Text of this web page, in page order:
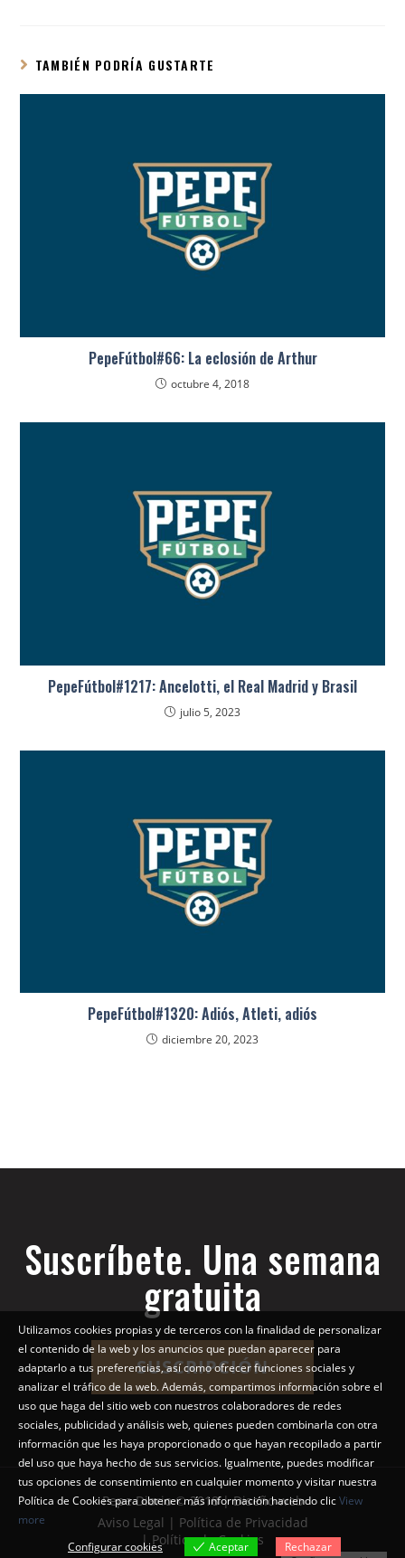
TAMBIÉN PODRÍA GUSTARTE
PepeFútbol#66: La eclosión de Arthur
octubre 4, 2018
PepeFútbol#1217: Ancelotti, el Real Madrid y Brasil
julio 5, 2023
PepeFútbol#1320: Adiós, Atleti, adiós
diciembre 20, 2023
Suscríbete. Una semana
gratuita
SUSCRIPCIÓN
Pepe Diario © 2018 | Diseño web
Aviso Legal | Política de Privacidad
| Política de Cookies
Utilizamos cookies propias y de terceros con la finalidad de personalizar
el contenido de la web y los anuncios que puedan aparecer para
adaptarlo a tus preferencias, así como ofrecer funciones sociales y
analizar el tráfico de la web. Además, compartimos información sobre el
uso que haga del sitio web con nuestros colaboradores de redes
sociales, publicidad y análisis web, quienes pueden combinarla con otra
información que les haya proporcionado o que hayan recopilado a partir
del uso que haya hecho de sus servicios. Igualmente, puedes modificar
tus opciones de consentimiento en cualquier momento y visitar nuestra
Política de Cookies para obtener más información haciendo clicView
more
Configurar cookies
Aceptar Rechazar